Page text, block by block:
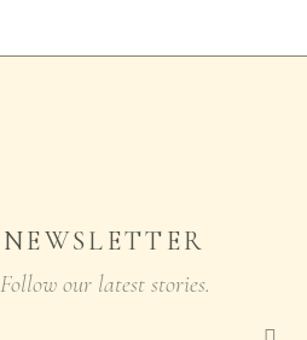
NEWSLETTER
Follow our latest stories.